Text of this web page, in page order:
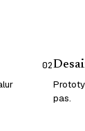
02
pas.